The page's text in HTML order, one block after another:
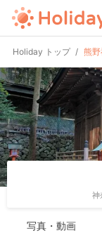
Holiday トップ 熊野
神
写真・動画